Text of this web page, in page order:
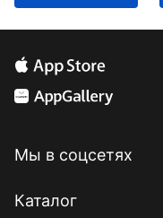
Мы в соцсетях
Каталог